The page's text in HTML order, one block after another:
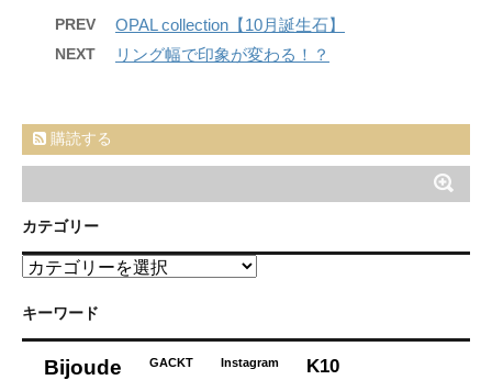
PREV OPAL collection【10月誕生石】
NEXT リング幅で印象が変わる！？
購読する
カテゴリー
カ
ゴ
キーワード
Bijoude GACKT Instagram K10